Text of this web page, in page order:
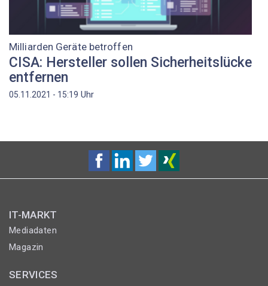
Milliarden Geräte betroffen
CISA: Hersteller sollen Sicherheitslücke
entfernen
05.11.2021 - 15:19 Uhr
IT-MARKT
Mediadaten
Magazin
SERVICES